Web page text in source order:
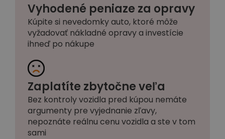
Vyhodené peniaze za opravy
Kúpite si nevedomky auto, ktoré môže
vyžadovať nákladné opravy a investície
ihneď po nákupe
Zaplatíte zbytočne veľa
Bez kontroly vozidla pred kúpou nemáte
argumenty pre vyjednanie zľavy,
nepoznáte reálnu cenu vozidla a ste v tom
sami